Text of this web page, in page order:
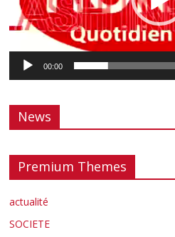
00:00
News
Premium Themes
actualité
SOCIETE